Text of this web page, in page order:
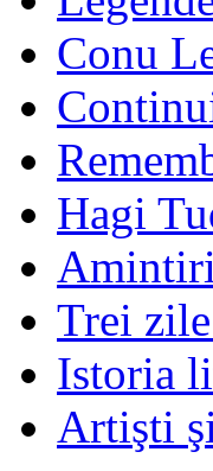
Conu
Hagi
Trei
Istoria
Artişti